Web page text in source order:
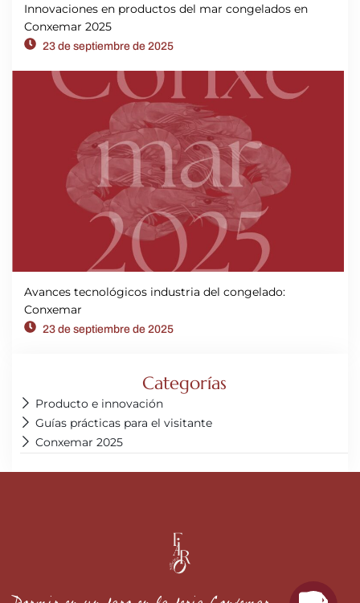
Innovaciones en productos del mar congelados en
Conxemar 2025
23 de septiembre de 2025
Avances tecnológicos industria del congelado:
Conxemar
23 de septiembre de 2025
Categorías
Producto e innovación
Guías prácticas para el visitante
Conxemar 2025